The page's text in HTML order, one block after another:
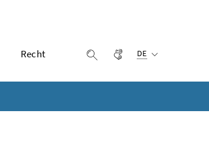
Recht Suche einblenden
Gebärdensprache
DE